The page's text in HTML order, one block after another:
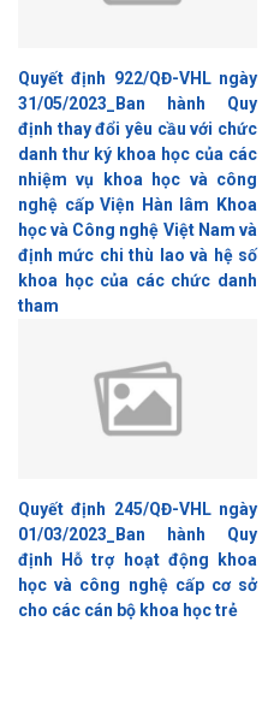
Quyết định 922/QĐ-VHL ngày
31/05/2023_Ban hành Quy
định thay đổi yêu cầu với chức
danh thư ký khoa học của các
nhiệm vụ khoa học và công
nghệ cấp Viện Hàn lâm Khoa
học và Công nghệ Việt Nam và
định mức chi thù lao và hệ số
khoa học của các chức danh
tham
Quyết định 245/QĐ-VHL ngày
01/03/2023_Ban hành Quy
định Hỗ trợ hoạt động khoa
học và công nghệ cấp cơ sở
cho các cán bộ khoa học trẻ